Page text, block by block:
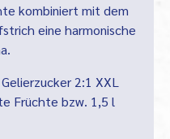
kombiniert mit dem
eine harmonische
2:1 XXL
Früchte bzw. 1,5 l